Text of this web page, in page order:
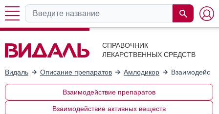
СПРАВОЧНИК
ЛЕКАРСТВЕННЫХ СРЕДСТВ
Видаль Описание препаратов Амлодикор
Взаимодействие препаратов
Взаимодействие активных веществ